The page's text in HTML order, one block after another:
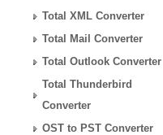
Total XML Converter
Total Mail Converter
Total Outlook Converter
Total Thunderbird
Converter
OST to PST Converter